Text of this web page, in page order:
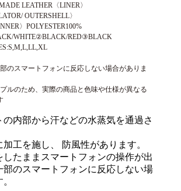
LEATHER〈LINER〉
OUTERSHELL〉
〉POLYESTER100%
WHITE②BLACK/RED③BLACK
のスマートフォンに反応しない場合がありま
ルのため、実際の商品と色味や仕様が異なる